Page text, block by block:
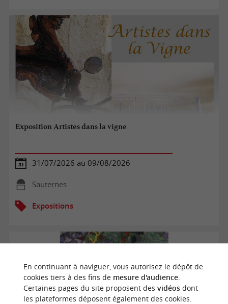
Exposition Artistes dans la vigne
31/07/2026 au 09/08/2026
Sauternes
Expositions
En continuant à naviguer, vous autorisez le dépôt de
cookies tiers à des fins de mesure d'audience.
Certaines pages du site proposent des vidéosdont
les plateformes déposent également des cookies.